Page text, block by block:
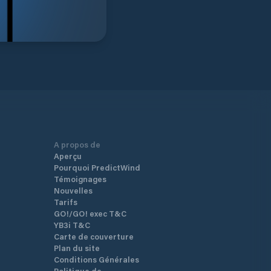
A propos de
Aperçu
Pourquoi PredictWind
Témoignages
Nouvelles
Tarifs
GO!/GO! exec T&C
YB3i T&C
Carte de couverture
Plan du site
Conditions Générales